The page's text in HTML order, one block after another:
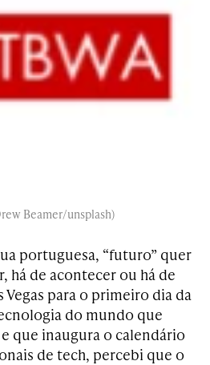
Beamer/unsplash)
portuguesa, “futuro” quer
há de acontecer ou há de
Vegas para o primeiro dia da
do mundo que
que inaugura o calendário
de tech, percebi que o